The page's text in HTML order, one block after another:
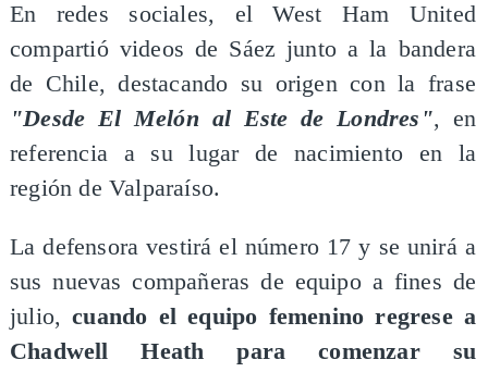
En redes sociales, el West Ham United
compartió videos de Sáez junto a la bandera
de Chile, destacando su origen con la frase
"Desde El Melón al Este de Londres", en
referencia a su lugar de nacimiento en la
región de Valparaíso.
La defensora vestirá el número 17 y se unirá a
sus nuevas compañeras de equipo a fines de
julio,cuando el equipo femenino regrese a
Chadwell Heath para comenzar su